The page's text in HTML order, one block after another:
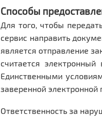
Способы
Для того, чтобы
сервис направить
является отправление
считается
Единственными
заверенной
Ответственность за